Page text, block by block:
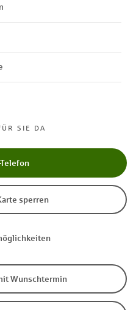
SIE DA
sperren
Wunschtermin